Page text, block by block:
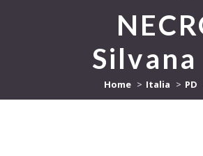
Home Italia PD